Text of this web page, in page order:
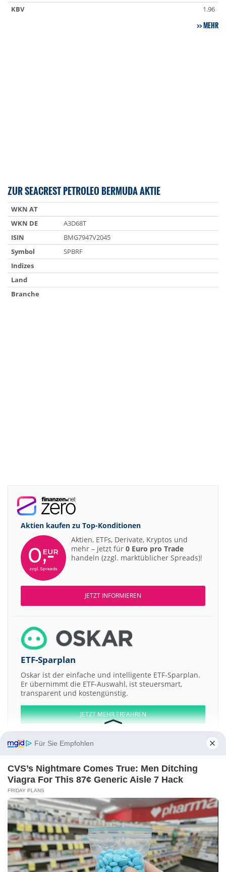
KBV
1.96
MEHR
ZUR SEACREST PETROLEO BERMUDA AKTIE
WKN AT
WKN DE
A3D68T
ISIN
BMG7947V2045
Symbol
SPBRF
Indizes
Land
Branche
Aktien kaufen zu Top-Konditionen
Aktien, ETFs, Derivate, Kryptos und
mehr – jetzt für 0 Euro pro Trade
handeln (zzgl. marktüblicher Spreads)!
JETZT INFORMIEREN
ETF-Sparplan
Oskar ist der einfache und intelligente ETF-Sparplan.
Er übernimmt die ETF-Auswahl, ist steuersmart,
transparent und kostengünstig.
JETZT MEHR ERFAHREN
Aktien ATX DAX EuroStoxx 50 Dow Jones NASDAQ 100 Nikkei 225
S&P 500
Weitere Aktien:
Apollomics BIOPHYTIS Technoprobe MINEBEA MITSUMI Gubra A-S
Bearer and-or registered Shs
Kontakt-Impressum-Werbung-Barrierefreiheit
Sitemap-Datenschutz-Disclaimer-AGB-Privatsphäre-Einstellungen
Für Sie Empfohlen
CVS’s Nightmare Comes True: Men Ditching
Viagra For This 87¢ Generic Aisle 7 Hack
FRIDAY PLANS